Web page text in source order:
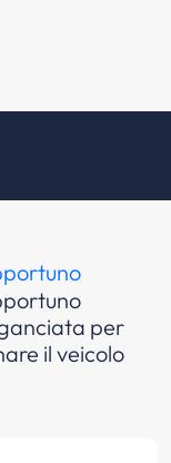
per
il veicolo